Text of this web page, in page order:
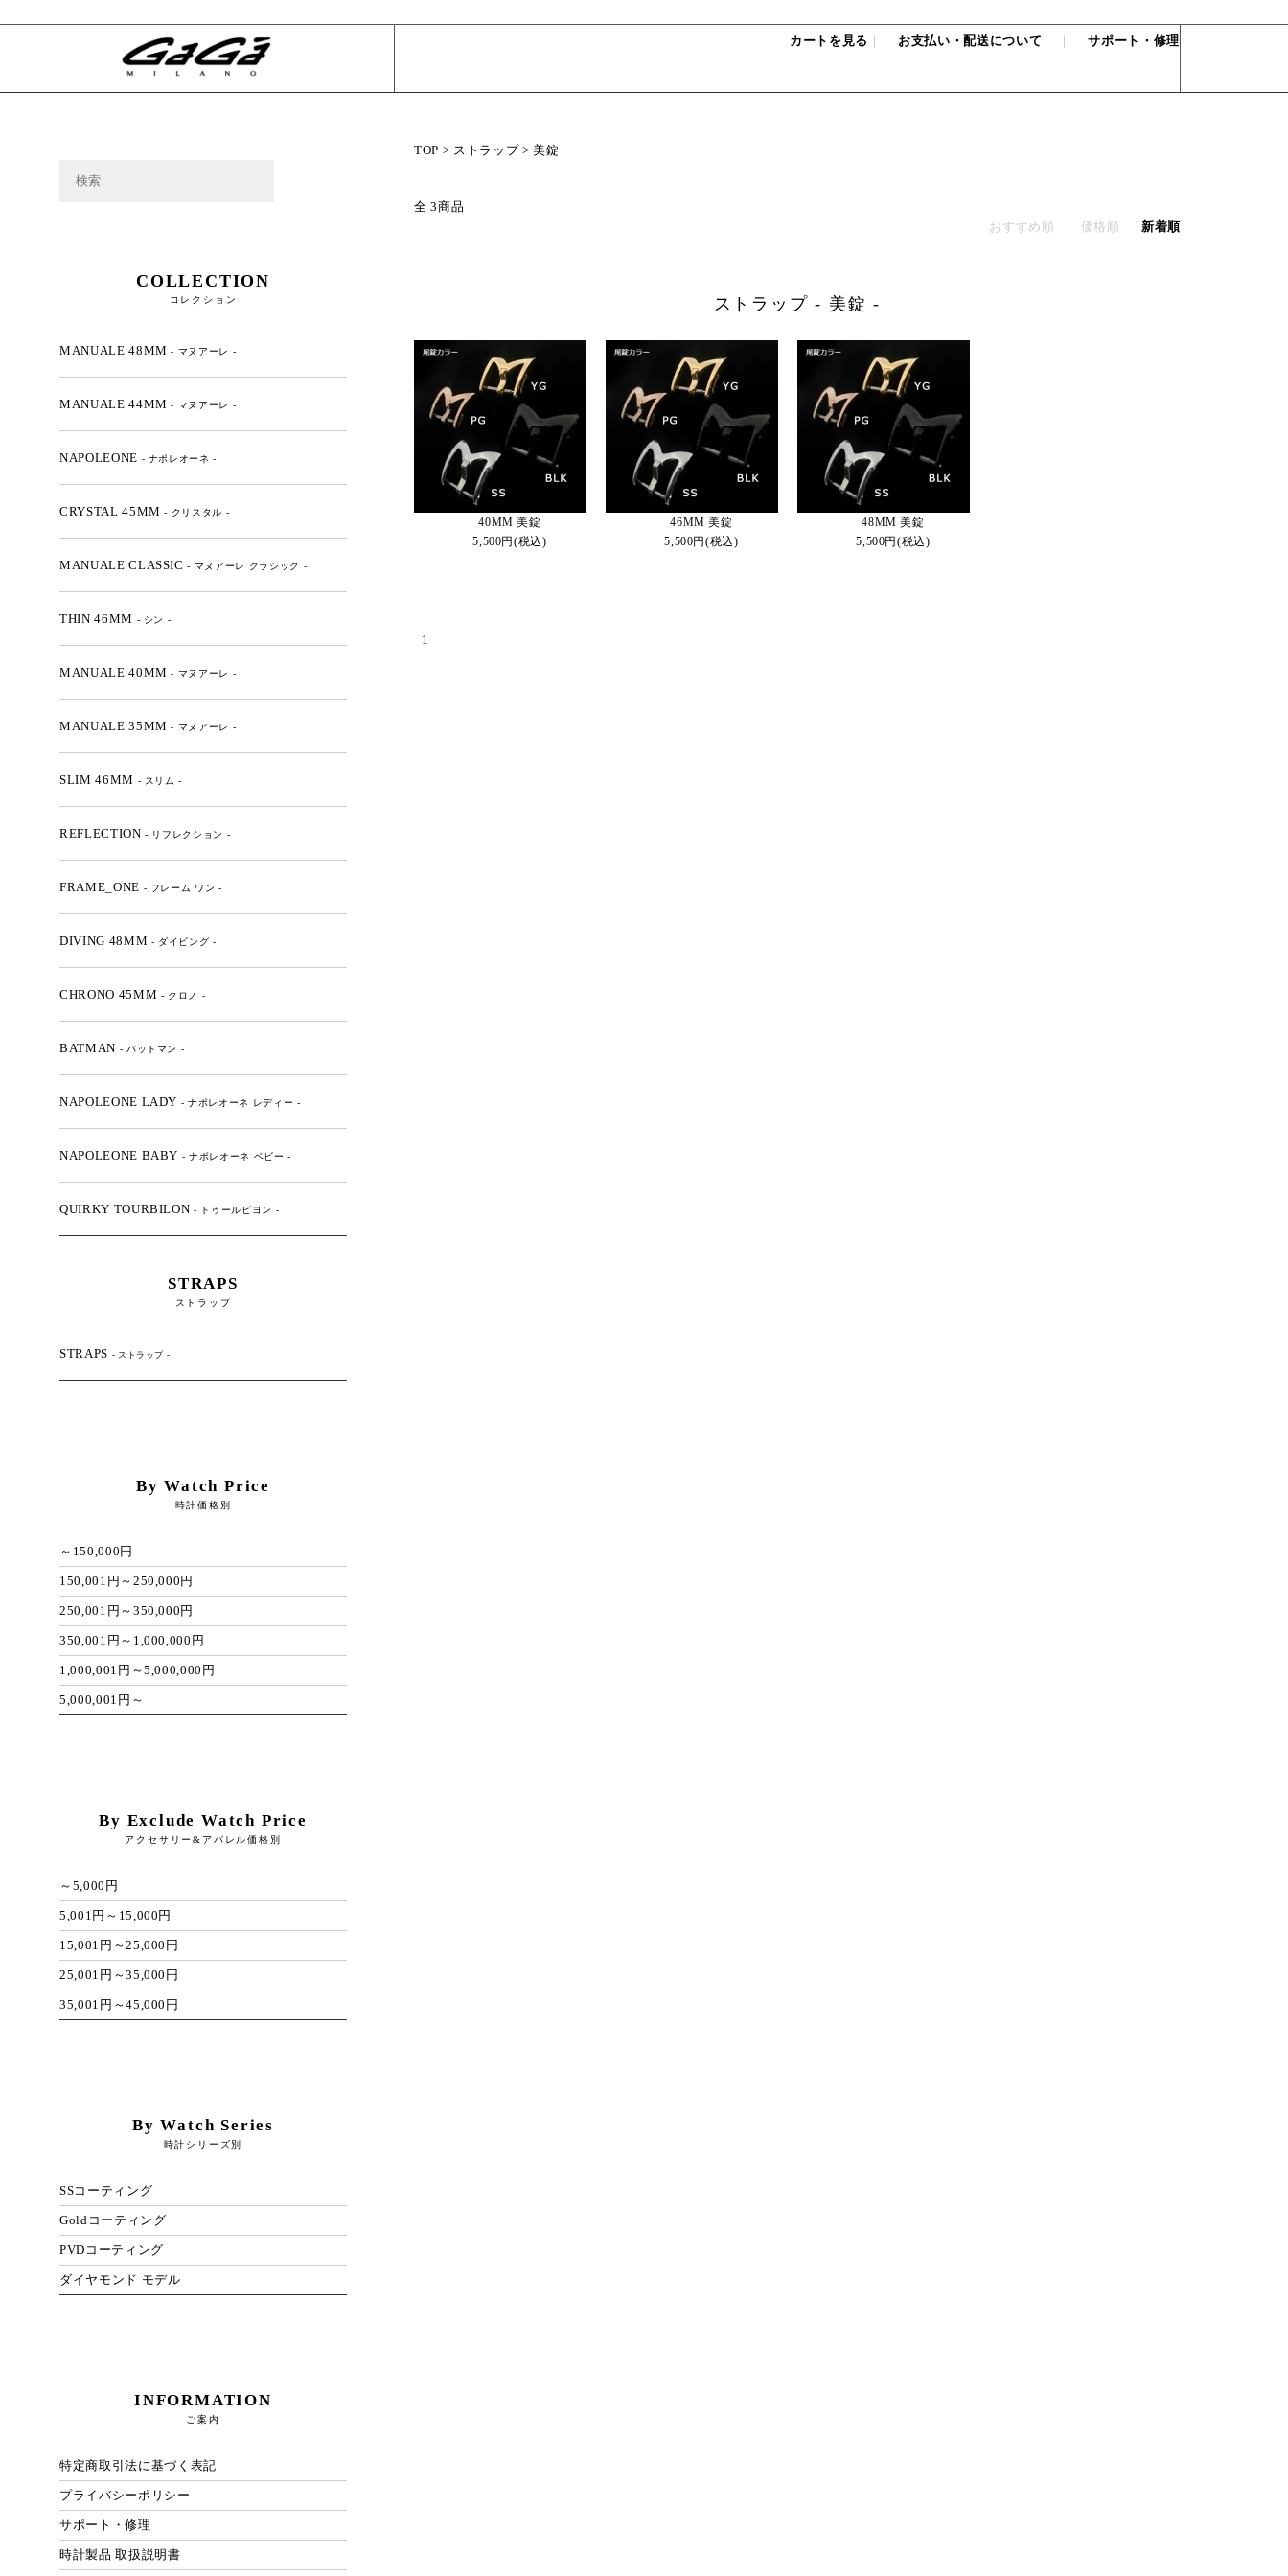
カートを見る お支払い・配送について ｜サポート・修理
TOP > ストラップ > 美錠
全 3商品
おすすめ順
価格順 新着順
ストラップ - 美錠 -
40MM 美錠
5,500円(税込)
46MM 美錠
5,500円(税込)
48MM 美錠
5,500円(税込)
1
COLLECTION
コレクション
MANUALE 48MM- マヌアーレ -
MANUALE 44MM- マヌアーレ -
NAPOLEONE - ナポレオーネ -
CRYSTAL 45MM- クリスタル -
MANUALE CLASSIC- マヌアーレ クラシック -
THIN 46MM - シン -
MANUALE 40MM- マヌアーレ -
MANUALE 35MM- マヌアーレ -
SLIM 46MM - スリム -
REFLECTION- リフレクション -
FRAME_ONE - フレーム ワン -
DIVING 48MM - ダイビング -
CHRONO 45MM - クロノ -
BATMAN - バットマン -
NAPOLEONE LADY - ナポレオーネ レディー -
NAPOLEONE BABY - ナポレオーネ ベビー -
QUIRKY TOURBILON- トゥールビヨン -
STRAPS
ストラップ
STRAPS - ストラップ -
By Watch Price
時計価格別
～150,000円
150,001円～250,000円
250,001円～350,000円
350,001円～1,000,000円
1,000,001円～5,000,000円
5,000,001円～
By Exclude Watch Price
アクセサリー&アパレル価格別
～5,000円
5,001円～15,000円
15,001円～25,000円
25,001円～35,000円
35,001円～45,000円
By Watch Series
時計シリーズ別
SSコーティング
Goldコーティング
PVDコーティング
ダイヤモンド モデル
INFORMATION
ご案内
特定商取引法に基づく表記
プライバシーポリシー
サポート・修理
時計製品 取扱説明書